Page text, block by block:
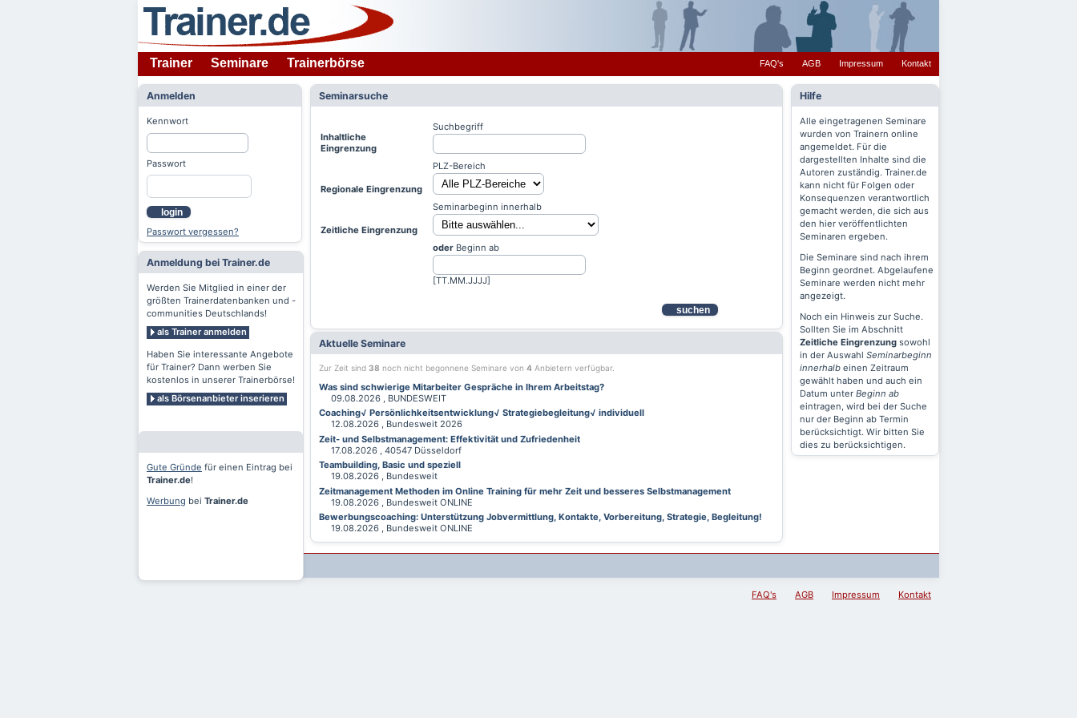
Trainer Seminare Trainerbörse FAQ's AGB Impressum Kontakt
Anmelden
Kennwort
Passwort
login
Passwort vergessen?
Anmeldung bei Trainer.de
Werden Sie Mitglied in einer der
größten Trainerdatenbanken und -
communities Deutschlands!
als Trainer anmelden
Haben Sie interessante Angebote
für Trainer? Dann werben Sie
kostenlos in unserer Trainerbörse!
als Börsenanbieter inserieren
Gute Gründe für einen Eintrag bei
Trainer.de!
Werbung bei Trainer.de
Hilfe
Alle eingetragenen Seminare
wurden von Trainern online
angemeldet. Für die
dargestellten Inhalte sind die
Autoren zuständig. Trainer.de
kann nicht für Folgen oder
Konsequenzen verantwortlich
gemacht werden, die sich aus
den hier veröffentlichten
Seminaren ergeben.
Die Seminare sind nach ihrem
Beginn geordnet. Abgelaufene
Seminare werden nicht mehr
angezeigt.
Noch ein Hinweis zur Suche.
Sollten Sie im Abschnitt
Zeitliche Eingrenzung sowohl
in der Auswahl Seminarbeginn
innerhalb einen Zeitraum
gewählt haben und auch ein
Datum unter Beginn ab
eintragen, wird bei der Suche
nur der Beginn ab Termin
berücksichtigt. Wir bitten Sie
dies zu berücksichtigen.
Seminarsuche
Inhaltliche
Eingrenzung
Suchbegriff
Regionale Eingrenzung
PLZ-Bereich
Zeitliche Eingrenzung
Seminarbeginn innerhalb
oder Beginn ab
[TT.MM.JJJJ]
suchen
Aktuelle Seminare
Zur Zeit sind 38 noch nicht begonnene Seminare von 4 Anbietern verfügbar.
Was sind schwierige Mitarbeiter Gespräche in Ihrem Arbeitstag?
09.08.2026 , BUNDESWEIT
Coaching√ Persönlichkeitsentwicklung√ Strategiebegleitung√ individuell
12.08.2026 , Bundesweit 2026
Zeit- und Selbstmanagement: Effektivität und Zufriedenheit
17.08.2026 , 40547 Düsseldorf
Teambuilding, Basic und speziell
19.08.2026 , Bundesweit
Zeitmanagement Methoden im Online Training für mehr Zeit und besseres Selbstmanagement
19.08.2026 , Bundesweit ONLINE
Bewerbungscoaching: Unterstützung Jobvermittlung, Kontakte, Vorbereitung, Strategie, Begleitung!
19.08.2026 , Bundesweit ONLINE
FAQ's AGB Impressum Kontakt